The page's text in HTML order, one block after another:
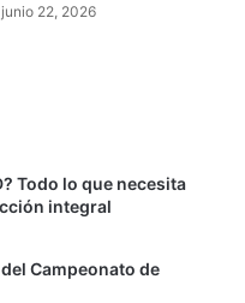
junio 22, 2026
Todo lo que necesita
integral
Campeonato de